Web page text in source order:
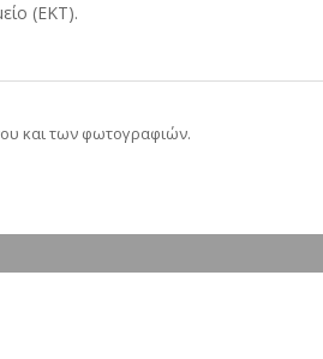
(ΕΚΤ).
και των φωτογραφιών.